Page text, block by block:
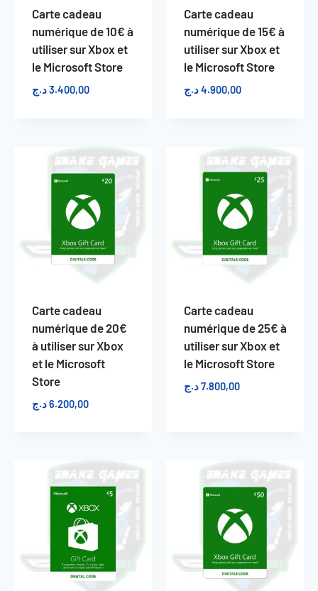
Carte cadeau
numérique de 10€ à
utiliser sur Xbox et
le Microsoft Store
3.400,00د.ج
Carte cadeau
numérique de 15€ à
utiliser sur Xbox et
le Microsoft Store
4.900,00د.ج
Carte cadeau
numérique de 20€
à utiliser sur Xbox
et le Microsoft
Store
6.200,00د.ج
Carte cadeau
numérique de 25€ à
utiliser sur Xbox et
le Microsoft Store
7.800,00د.ج